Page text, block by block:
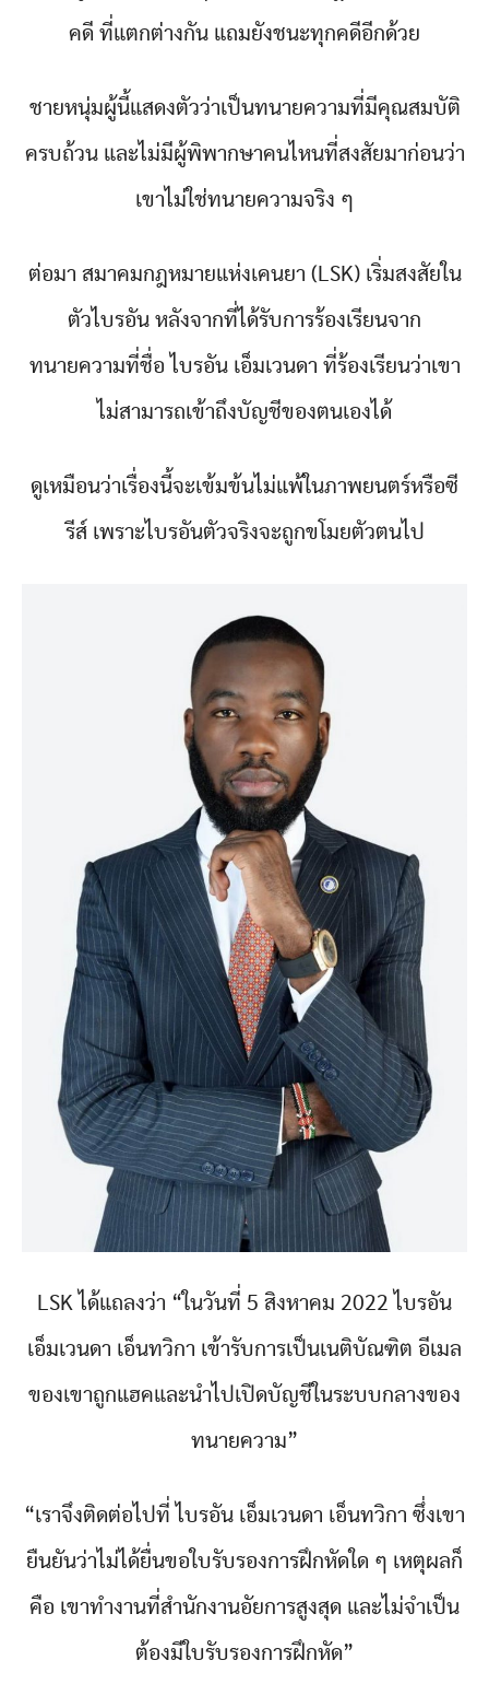
คดี ที่แตกต่างกัน แถมยังชนะทุกคดีอีกด้วย
ชายหนุ่มผู้นี้แสดงตัวว่าเป็นทนายความที่มีคุณสมบัติ
ครบถ้วน และไม่มีผู้พิพากษาคนไหนที่สงสัยมาก่อนว่า
เขาไม่ใช่ทนายความจริง ๆ
ต่อมา สมาคมกฎหมายแห่งเคนยา (LSK) เริ่มสงสัยใน
ตัวไบรอัน หลังจากที่ได้รับการร้องเรียนจาก
ทนายความที่ชื่อ ไบรอัน เอ็มเวนดา ที่ร้องเรียนว่าเขา
ไม่สามารถเข้าถึงบัญชีของตนเองได้
ดูเหมือนว่าเรื่องนี้จะเข้มข้นไม่แพ้ในภาพยนตร์หรือซี
รีส์ เพราะไบรอันตัวจริงจะถูกขโมยตัวตนไป
LSK ได้แถลงว่า “ในวันที่ 5 สิงหาคม 2022 ไบรอัน
เอ็มเวนดา เอ็นทวิกา เข้ารับการเป็นเนติบัณฑิต อีเมล
ของเขาถูกแฮคและนำไปเปิดบัญชีในระบบกลางของ
ทนายความ”
“เราจึงติดต่อไปที่ ไบรอัน เอ็มเวนดา เอ็นทวิกา ซึ่งเขา
ยืนยันว่าไม่ได้ยื่นขอใบรับรองการฝึกหัดใด ๆ เหตุผลก็
คือ เขาทำงานที่สำนักงานอัยการสูงสุด และไม่จำเป็น
ต้องมีใบรับรองการฝึกหัด”